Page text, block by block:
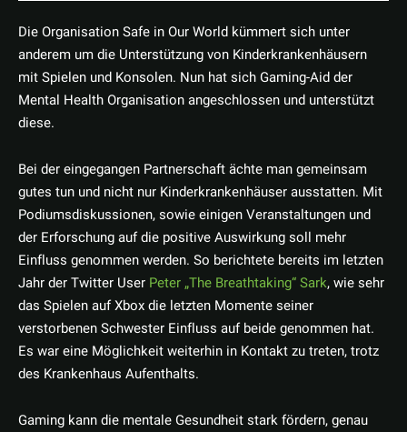
Die Organisation Safe in Our World kümmert sich unter
anderem um die Unterstützung von Kinderkrankenhäusern
mit Spielen und Konsolen. Nun hat sich Gaming-Aid der
Mental Health Organisation angeschlossen und unterstützt
diese.
Bei der eingegangen Partnerschaft ächte man gemeinsam
gutes tun und nicht nur Kinderkrankenhäuser ausstatten. Mit
Podiumsdiskussionen, sowie einigen Veranstaltungen und
der Erforschung auf die positive Auswirkung soll mehr
Einfluss genommen werden. So berichtete bereits im letzten
Jahr der Twitter User Peter „The Breathtaking“ Sark, wie sehr
das Spielen auf Xbox die letzten Momente seiner
verstorbenen Schwester Einfluss auf beide genommen hat.
Es war eine Möglichkeit weiterhin in Kontakt zu treten, trotz
des Krankenhaus Aufenthalts.
Gaming kann die mentale Gesundheit stark fördern, genau